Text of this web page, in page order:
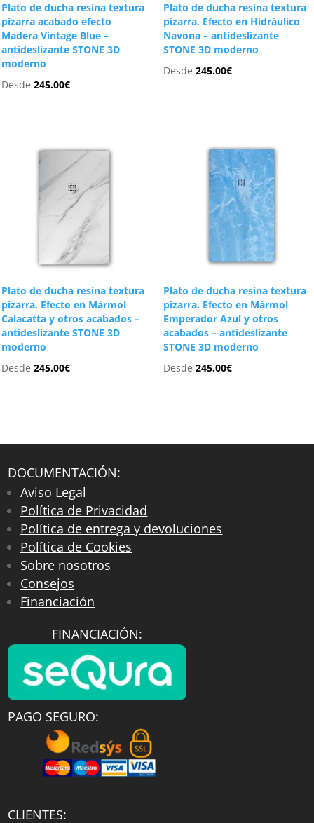
Plato de ducha resina textura
pizarra acabado efecto
Madera Vintage Blue –
antideslizante STONE 3D
moderno
Desde245.00€
Plato de ducha resina textura
pizarra. Efecto en Hidráulico
Navona – antideslizante
STONE 3D moderno
Desde 245.00€
Plato de ducha resina textura
pizarra. Efecto en Mármol
Calacatta y otros acabados –
antideslizante STONE 3D
moderno
Desde245.00€
Plato de ducha resina textura
pizarra. Efecto en Mármol
Emperador Azul y otros
acabados – antideslizante
STONE 3D moderno
Desde 245.00€
DOCUMENTACIÓN:
Aviso Legal
Política de Privacidad
Política de entrega y devoluciones
Política de Cookies
Sobre nosotros
Consejos
Financiación
FINANCIACIÓN:
PAGO SEGURO:
CLIENTES: